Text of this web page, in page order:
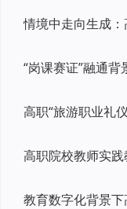
情境中走向生成
“岗课赛证”融通
高职“旅游职业礼
高职院校教师实
教育数字化背景